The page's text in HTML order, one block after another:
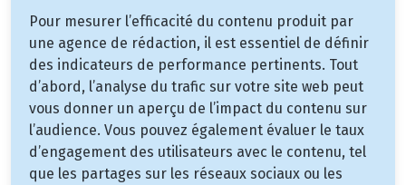
Pour mesurer l’efficacité du contenu produit par
une agence de rédaction, il est essentiel de définir
des indicateurs de performance pertinents. Tout
d’abord, l’analyse du trafic sur votre site web peut
vous donner un aperçu de l’impact du contenu sur
l’audience. Vous pouvez également évaluer le taux
d’engagement des utilisateurs avec le contenu, tel
que les partages sur les réseaux sociaux ou les